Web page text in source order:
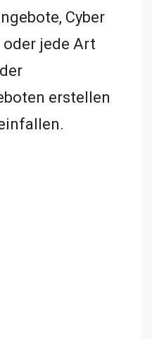
Cyber
jede Art
erstellen